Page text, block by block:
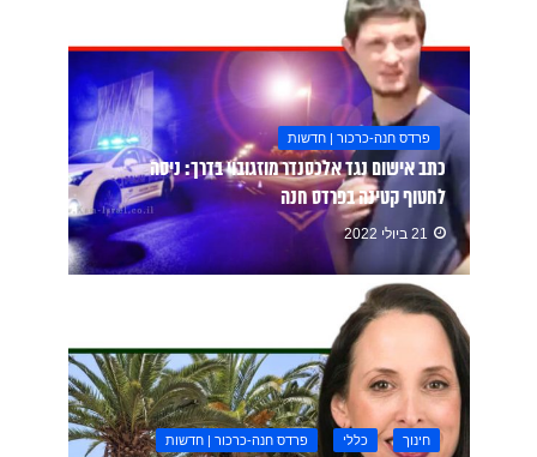
פרדס חנה-כרכור | חדשות
כתב אישום נגד אלכסנדר מוזגובוי בדרך: ניסה
לחטוף קטינה בפרדס חנה
21 ביולי 2022
חינוך כללי פרדס חנה-כרכור | חדשות